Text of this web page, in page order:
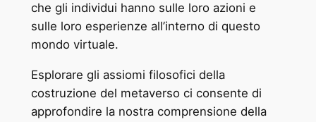
che gli individui hanno sulle loro azioni e
sulle loro esperienze all’interno di questo
mondo virtuale.
Esplorare gli assiomi filosofici della
costruzione del metaverso ci consente di
approfondire la nostra comprensione della